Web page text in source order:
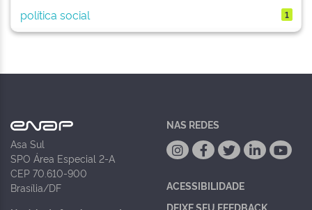
política social 1
Asa Sul
SPO Área Especial 2-A
CEP 70.610-900
Brasília/DF
NAS REDES
ACESSIBILIDADE
DEIXE SEU FEEDBACK